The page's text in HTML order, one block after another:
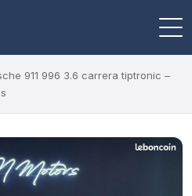
911 996 3.6 carrera tiptronic –